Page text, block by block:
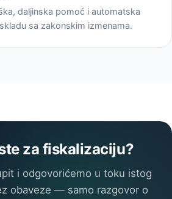
daljinska pomoć i automatska
sa zakonskim izmenama.
za fiskalizaciju?
i odgovorićemo u toku istog
obaveze — samo razgovor o